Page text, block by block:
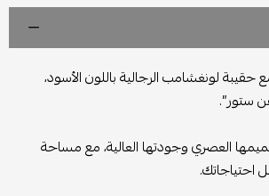
حقيبة لونغشامب الرجالية باللون الأسود،
ستور”.
العصري وجودتها العالية، مع مساحة
احتياجاتك.